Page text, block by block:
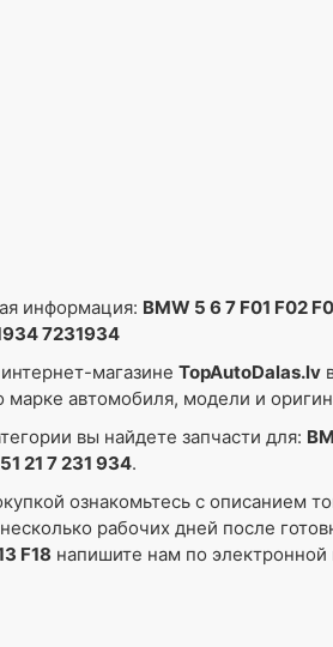
информация: BMW 5 6 7 F01 F02
7231934
магазине TopAutoDalas.lv
марке автомобиля, модели и
вы найдете запчасти для:
21 7 231 934.
ознакомьтесь с описанием
рабочих дней после
F18 напишите нам по электронной